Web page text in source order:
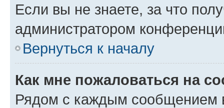
Если вы не знаете, за что
администратором
Вернуться к началу
Как мне пожаловаться на
Рядом с каждым сообщением